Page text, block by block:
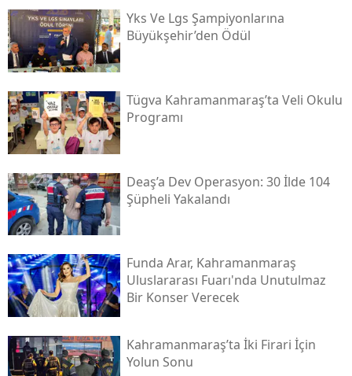
Yks Ve Lgs Şampiyonlarına
Büyükşehir’den Ödül
Tügva Kahramanmaraş’ta Veli Okulu
Programı
Deaş’a Dev Operasyon: 30 İlde 104
Şüpheli Yakalandı
Funda Arar, Kahramanmaraş
Uluslararası Fuarı'nda Unutulmaz
Bir Konser Verecek
Kahramanmaraş’ta İki Firari İçin
Yolun Sonu